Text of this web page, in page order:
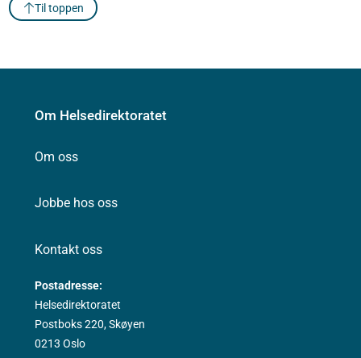
Til toppen
Om Helsedirektoratet
Om oss
Jobbe hos oss
Kontakt oss
Postadresse:
Helsedirektoratet
Postboks 220, Skøyen
0213 Oslo